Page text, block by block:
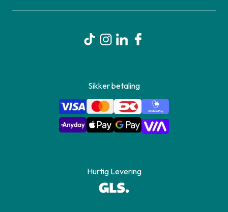
Sikker betaling
Hurtig Levering